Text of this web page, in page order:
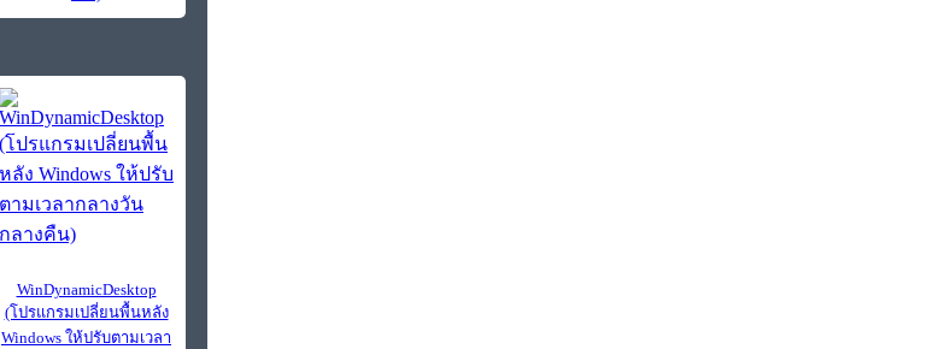
WinDynamicDesktop
(โปรแกรมเปลี่ยนพื้นหลัง
Windows ให้ปรับตามเวลา